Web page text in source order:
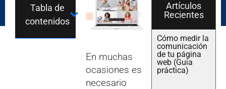
Tabla de
contenidos
En muchas
ocasiones es
necesario
Artículos
Recientes
Cómo medir la
comunicación
de tu página
web (Guía
práctica)